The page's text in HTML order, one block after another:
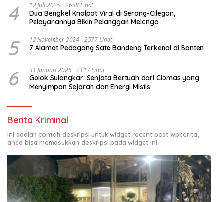
4 12 Juli 2025 2658 Lihat
Dua Bengkel Knalpot Viral di Serang-Cilegon,
Pelayanannya Bikin Pelanggan Melongo
5 12 November 2024 2577 Lihat
7 Alamat Pedagang Sate Bandeng Terkenal di Banten
6 31 Januari 2025 2117 Lihat
Golok Sulangkar: Senjata Bertuah dari Ciomas yang
Menyimpan Sejarah dan Energi Mistis
Berita Kriminal
Ini adalah contoh deskripsi untuk widget recent post wpberita,
anda bisa memasukkan deskripsi pada widget ini.